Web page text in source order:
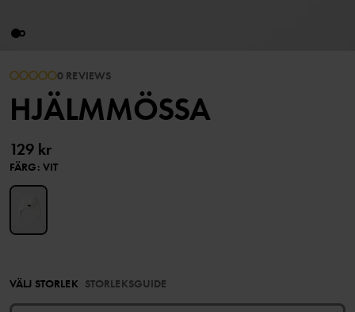
0 REVIEWS
HJÄLMMÖSSA
129 kr
FÄRG: VIT
VÄLJ STORLEK STORLEKSGUIDE